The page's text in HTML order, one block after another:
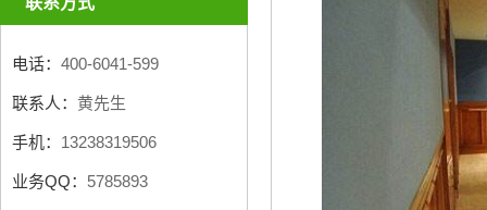
电话： 400-6041-599
联系人： 黄先生
手机： 13238319506
业务QQ： 5785893